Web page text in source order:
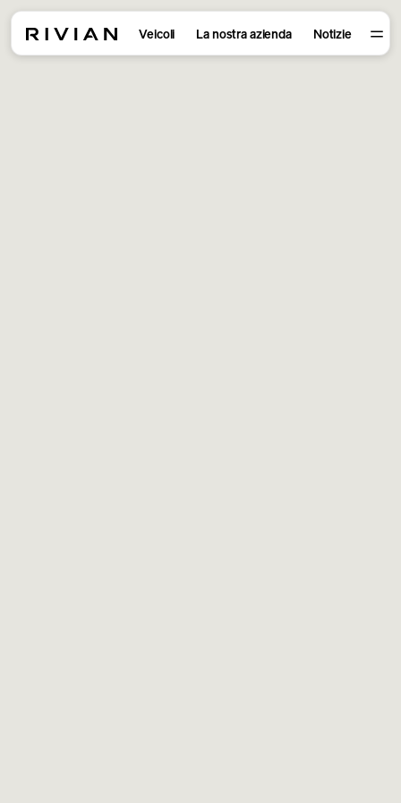
Veicoli La nostra azienda Notizie